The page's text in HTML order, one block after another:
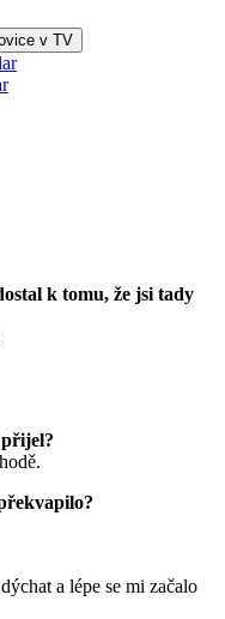
v TV
k tomu, že jsi tady
a lépe se mi začalo